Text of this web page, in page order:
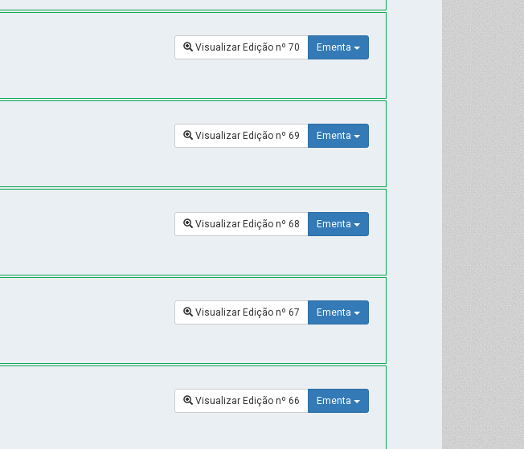
Visualizar Edição nº 70 Ementa
Visualizar Edição nº 69 Ementa
Visualizar Edição nº 68 Ementa
Visualizar Edição nº 67 Ementa
Visualizar Edição nº 66 Ementa